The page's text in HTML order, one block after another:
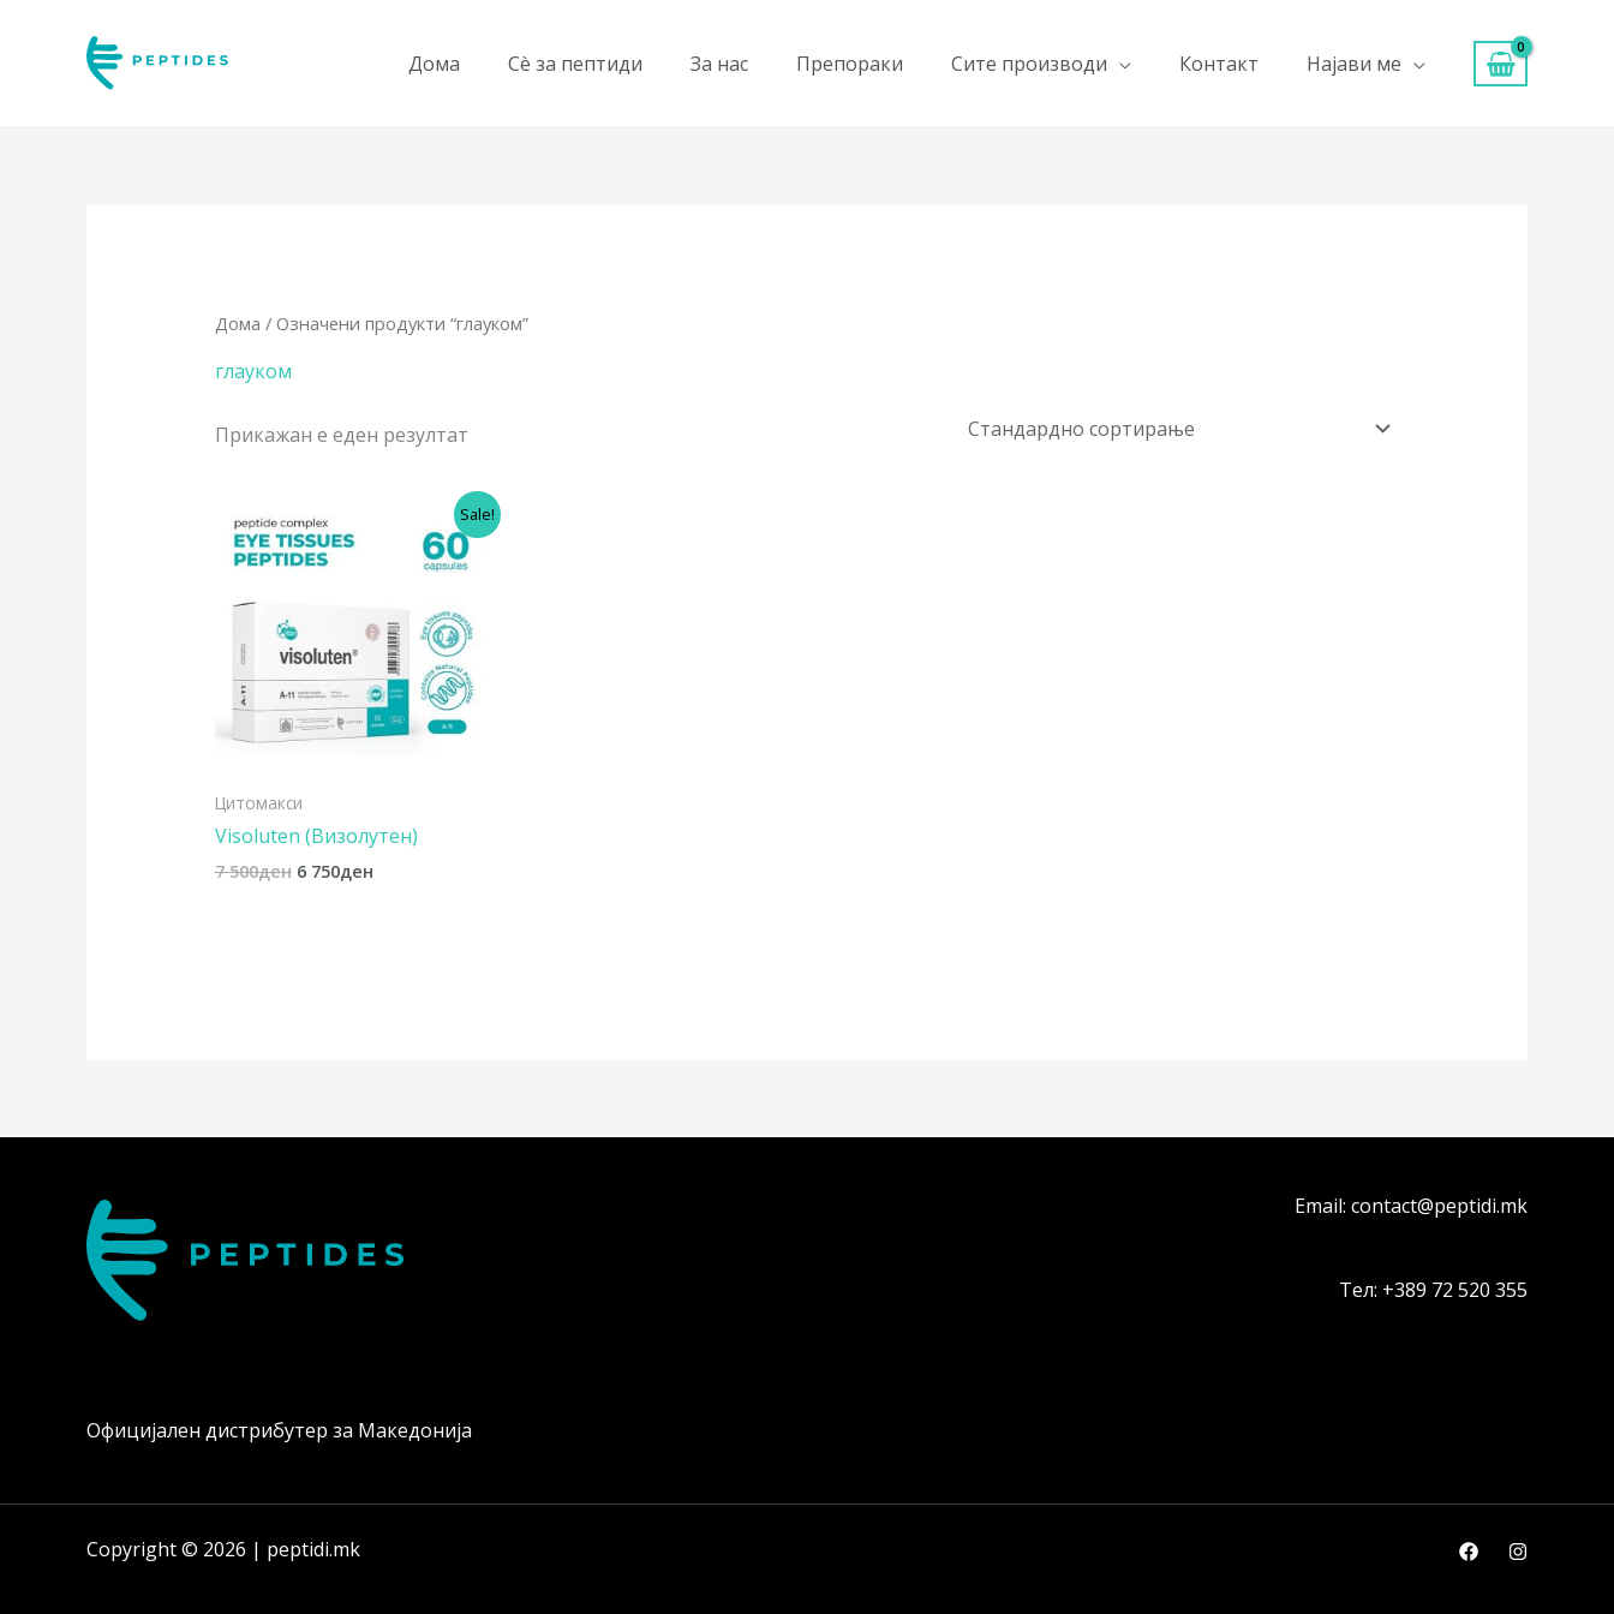
Дома Сè за пептиди За нас Препораки Сите производи Контакт Најави ме
Дома / Означени продукти “глауком”
глауком
Прикажан е еден резултат
Sale!
Цитомакси
Visoluten (Визолутен)
7 500ден
price
was:
7
6 750ден
Официјален дистрибутер за Македонија
Email: contact@peptidi.mk
Тел: +389 72 520 355
Copyright © 2026 | peptidi.mk